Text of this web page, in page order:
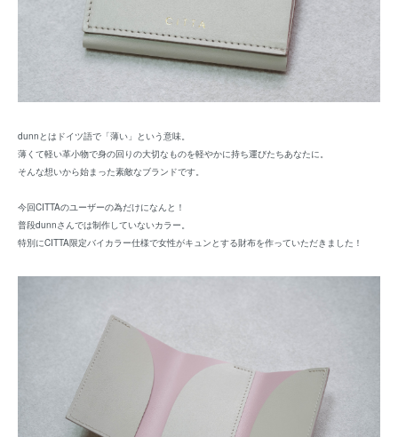
dunnとはドイツ語で「薄い」という意味。
薄くて軽い革小物で身の回りの大切なものを軽やかに持ち運びたちあなたに。
そんな想いから始まった素敵なブランドです。
今回CITTAのユーザーの為だけになんと！
普段dunnさんでは制作していないカラー。
特別にCITTA限定バイカラー仕様で女性がキュンとする財布を作っていただきました！